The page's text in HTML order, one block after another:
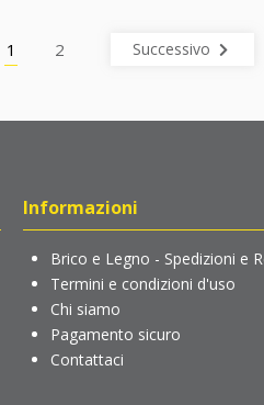
1 2 Successivo
Informazioni
Brico e Legno - Spedizioni e
Termini e condizioni d'uso
Chi siamo
Pagamento sicuro
Contattaci